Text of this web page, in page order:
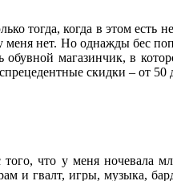
тогда, когда в этом есть
меня нет. Но однажды бес
магазинчик, в
скидки – от 50
что у меня ночевала
и гвалт, игры, музыка,